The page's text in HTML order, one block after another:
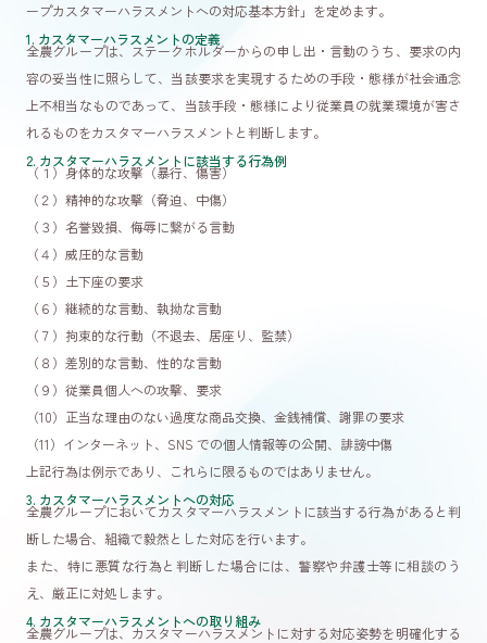
新卒採用
キャリア採用
ープカスタマーハラスメントへの対応基本方針」を定めます。
1. カスタマーハラスメントの定義
全農グループは、ステークホルダーからの申し出・言動のうち、要求の内
容の妥当性に照らして、当該要求を実現するための手段・態様が社会通念
上不相当なものであって、当該手段・態様により従業員の就業環境が害さ
れるものをカスタマーハラスメントと判断します。
2. カスタマーハラスメントに該当する行為例
（１）身体的な攻撃（暴行、傷害）
（２）精神的な攻撃（脅迫、中傷）
（３）名誉毀損、侮辱に繋がる言動
（４）威圧的な言動
（５）土下座の要求
（６）継続的な言動、執拗な言動
（７）拘束的な行動（不退去、居座り、監禁）
（８）差別的な言動、性的な言動
（９）従業員個人への攻撃、要求
（10）正当な理由のない過度な商品交換、金銭補償、謝罪の要求
（11）インターネット、SNS での個人情報等の公開、誹謗中傷
上記行為は例示であり、これらに限るものではありません。
3. カスタマーハラスメントへの対応
全農グループにおいてカスタマーハラスメントに該当する行為があると判
断した場合、組織で毅然とした対応を行います。
また、特に悪質な行為と判断した場合には、警察や弁護士等に相談のう
え、厳正に対処します。
4. カスタマーハラスメントへの取り組み
全農グループは、カスタマーハラスメントに対する対応姿勢を明確化する